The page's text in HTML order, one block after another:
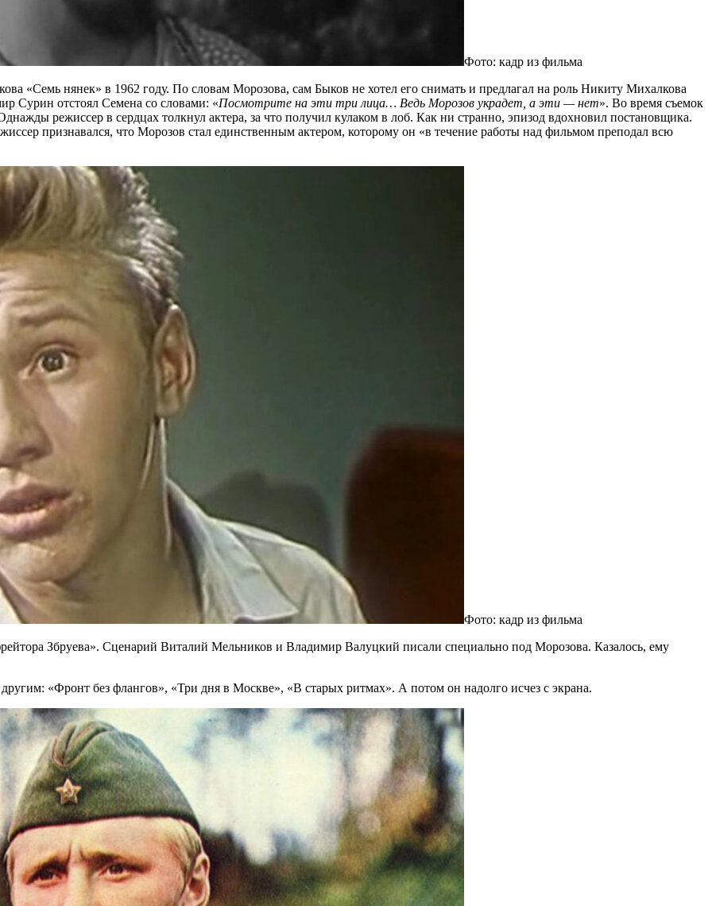
Фото: кадр из фильма
«Семь нянек» в 1962 году. По словам Морозова, сам Быков не хотел его снимать и предлагал на роль Никиту Михалкова
Сурин отстоял Семена со словами: «Посмотрите на эти три лица… Ведь Морозов украдет, а эти — нет». Во время съемок
режиссер в сердцах толкнул актера, за что получил кулаком в лоб. Как ни странно, эпизод вдохновил постановщика.
признавался, что Морозов стал единственным актером, которому он «в течение работы над фильмом преподал всю
Фото: кадр из фильма
Збруева». Сценарий Виталий Мельников и Владимир Валуцкий писали специально под Морозова. Казалось, ему
«Фронт без флангов», «Три дня в Москве», «В старых ритмах». А потом он надолго исчез с экрана.